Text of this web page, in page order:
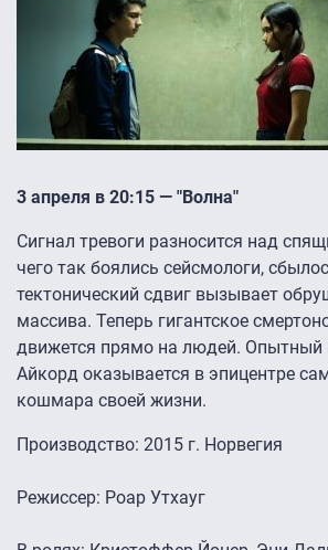
3 апреля в 20:15 — "Волна"
Сигнал тревоги разносится над
чего так боялись сейсмологи,
тектонический сдвиг вызывает
массива. Теперь гигантское
движется прямо на людей. Опытный
Айкорд оказывается в эпицентре
кошмара своей жизни.
Производство: 2015 г. Норвегия
Режиссер: Роар Утхауг